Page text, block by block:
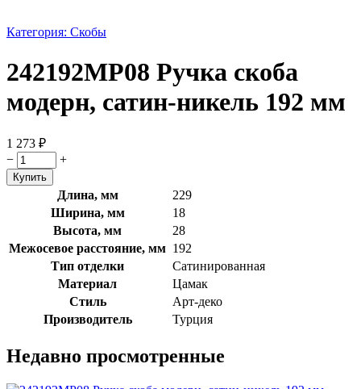
Категория: Скобы
242192MP08 Ручка скоба
модерн, сатин-никель 192 мм
1 273 ₽
−
+
Длина, мм
229
Ширина, мм
18
Высота, мм
28
Межосевое расстояние, мм 192
Тип отделки
Сатинированная
Материал
Цамак
Стиль
Арт-деко
Производитель
Турция
Недавно просмотренные